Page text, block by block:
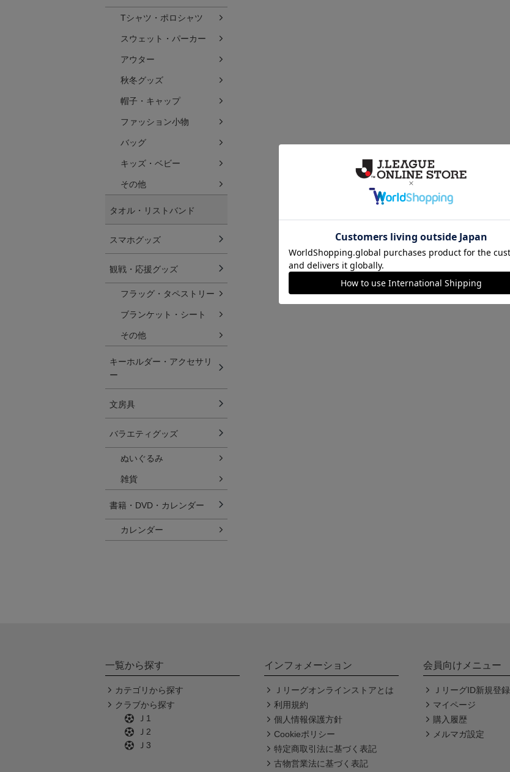
Tシャツ・ポロシャツ
スウェット・パーカー
アウター
秋冬グッズ
帽子・キャップ
ファッション小物
バッグ
キッズ・ベビー
その他
タオル・リストバンド
スマホグッズ
観戦・応援グッズ
フラッグ・タペストリー
ブランケット・シート
その他
キーホルダー・アクセサリ
ー
文房具
バラエティグッズ
ぬいぐるみ
雑貨
書籍・DVD・カレンダー
カレンダー
一覧から探す
カテゴリから探す
クラブから探す
Ｊ1
Ｊ2
Ｊ3
インフォメーション
Ｊリーグオンラインストアとは
利用規約
個人情報保護方針
Cookieポリシー
特定商取引法に基づく表記
古物営業法に基づく表記
会員向けメニュー
ＪリーグID新規登録
マイページ
購入履歴
メルマガ設定